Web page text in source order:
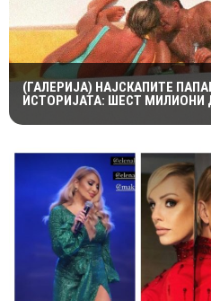
(ГАЛЕРИЈА) НАЈСКАПИТЕ
ИСТОРИЈАТА: ШЕСТ МИЛИОНИ